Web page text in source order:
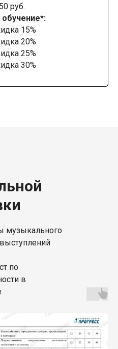
руб.
обучение*:
15%
20%
25%
30%
музыкального
по
в